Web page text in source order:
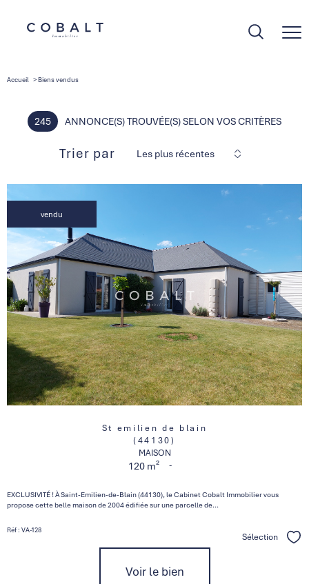
Accueil Biens vendus
245 ANNONCE(S) TROUVÉE(S) SELON VOS CRITÈRES
Trier par Les plus récentes
vendu
St emilien de blain
(44130)
MAISON
120 m² -
EXCLUSIVITÉ ! À Saint-Emilien-de-Blain (44130), le Cabinet Cobalt Immobilier vous
propose cette belle maison de 2004 édifiée sur une parcelle de...
Réf : VA-128
Sélection
Voir le bien